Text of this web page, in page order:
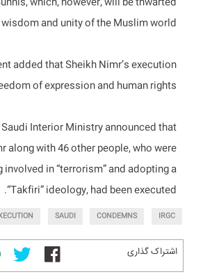
and unity of the Muslim world.
added that Sheikh Nimr’s execution
of expression and human rights.
Saudi Interior Ministry announced that
along with 46 other people, who were
in “terrorism” and adopting a
“Takfiri” ideology, had been executed.
IRGC
CONDEMNS
SAUDI
اشتراک گذاری